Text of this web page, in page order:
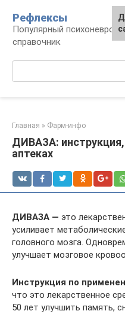
контенту
Рефлексы
Популярный
справочник
Главная » Фарм-инфо
ДИВАЗА:
аптеках
ДИВАЗА — это
усиливает
головного мозга.
улучшает мозговое
Инструкция по
что это лекарственное
50 лет улучшить память,